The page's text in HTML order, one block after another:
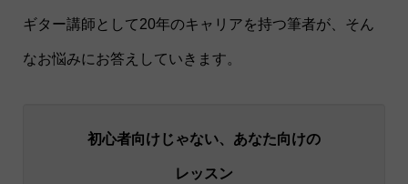
ギター講師として20年のキャリアを持つ筆者が、そん
なお悩みにお答えしていきます。
初心者向けじゃない、あなた向けの
レッスン